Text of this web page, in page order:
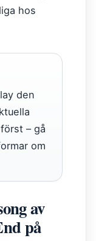
hos
den
– gå
om
av
på